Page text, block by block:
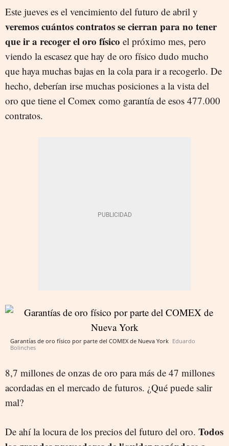
Este jueves es el vencimiento del futuro de abril y
veremos cuántos contratos se cierran para no tener
que ir a recoger el oro físico el próximo mes, pero
viendo la escasez que hay de oro físico dudo mucho
que haya muchas bajas en la cola para ir a recogerlo. De
hecho, deberían irse muchas posiciones a la vista del
oro que tiene el Comex como garantía de esos 477.000
contratos.
Garantías de oro físico por parte del COMEX de Nueva York Eduardo
Bolinches
8,7 millones de onzas de oro para más de 47 millones
acordadas en el mercado de futuros. ¿Qué puede salir
mal?
De ahí la locura de los precios del futuro del oro. Todos